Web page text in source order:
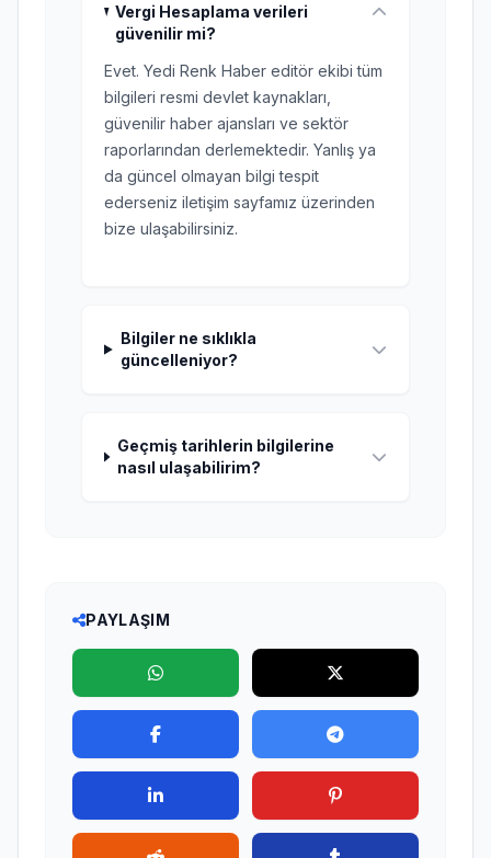
Vergi Hesaplama verileri
güvenilir mi?
Evet. Yedi Renk Haber editör ekibi tüm
bilgileri resmi devlet kaynakları,
güvenilir haber ajansları ve sektör
raporlarından derlemektedir. Yanlış ya
da güncel olmayan bilgi tespit
ederseniz iletişim sayfamız üzerinden
bize ulaşabilirsiniz.
Bilgiler ne sıklıkla
güncelleniyor?
Geçmiş tarihlerin bilgilerine
nasıl ulaşabilirim?
PAYLAŞIM